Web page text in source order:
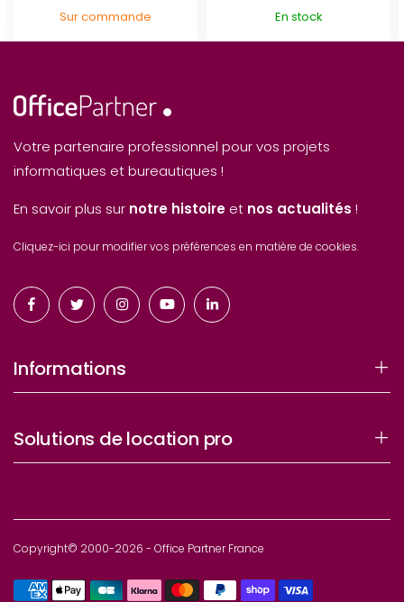
Sur commande En stock
Votre partenaire professionnel pour vos projets
informatiques et bureautiques !
En savoir plus sur notre histoire et nos actualités !
Cliquez-ici pour modifier vos préférences en matière de cookies.
Informations
Solutions de location pro
Copyright© 2000-2026 - Office Partner France